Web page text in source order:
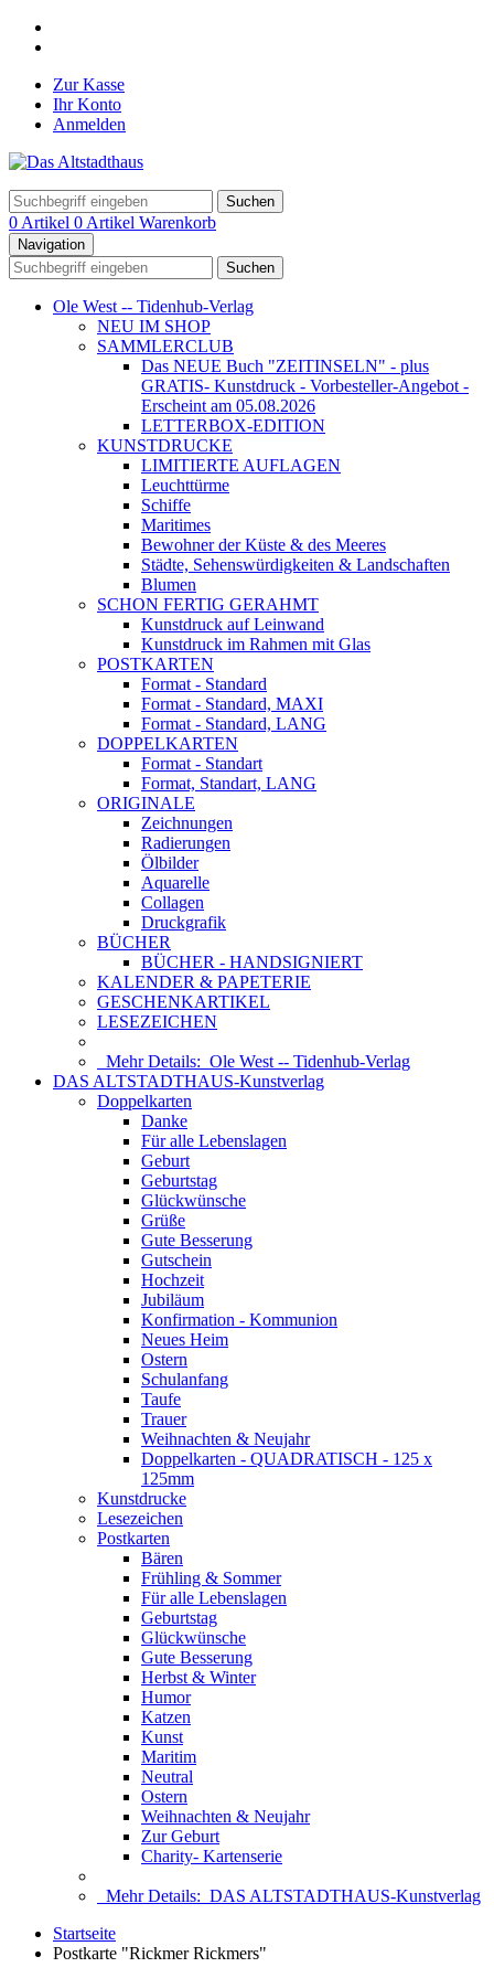
Zur Kasse
Ihr Konto
Anmelden
Suchen
0 Artikel 0 Artikel Warenkorb
Navigation
Suchen
Ole West -- Tidenhub-Verlag
NEU IM SHOP
SAMMLERCLUB
Das NEUE Buch "ZEITINSELN" - plus
GRATIS- Kunstdruck - Vorbesteller-Angebot -
Erscheint am 05.08.2026
LETTERBOX-EDITION
KUNSTDRUCKE
LIMITIERTE AUFLAGEN
Leuchttürme
Schiffe
Maritimes
Bewohner der Küste & des Meeres
Städte, Sehenswürdigkeiten & Landschaften
Blumen
SCHON FERTIG GERAHMT
Kunstdruck auf Leinwand
Kunstdruck im Rahmen mit Glas
POSTKARTEN
Format - Standard
Format - Standard, MAXI
Format - Standard, LANG
DOPPELKARTEN
Format - Standart
Format, Standart, LANG
ORIGINALE
Zeichnungen
Radierungen
Ölbilder
Aquarelle
Collagen
Druckgrafik
BÜCHER
BÜCHER - HANDSIGNIERT
KALENDER & PAPETERIE
GESCHENKARTIKEL
LESEZEICHEN
Mehr Details: Ole West -- Tidenhub-Verlag
DAS ALTSTADTHAUS-Kunstverlag
Doppelkarten
Danke
Für alle Lebenslagen
Geburt
Geburtstag
Glückwünsche
Grüße
Gute Besserung
Gutschein
Hochzeit
Jubiläum
Konfirmation - Kommunion
Neues Heim
Ostern
Schulanfang
Taufe
Trauer
Weihnachten & Neujahr
Doppelkarten - QUADRATISCH - 125 x
125mm
Kunstdrucke
Lesezeichen
Postkarten
Bären
Frühling & Sommer
Für alle Lebenslagen
Geburtstag
Glückwünsche
Gute Besserung
Herbst & Winter
Humor
Katzen
Kunst
Maritim
Neutral
Ostern
Weihnachten & Neujahr
Zur Geburt
Charity- Kartenserie
Mehr Details: DAS ALTSTADTHAUS-Kunstverlag
Startseite
Postkarte "Rickmer Rickmers"